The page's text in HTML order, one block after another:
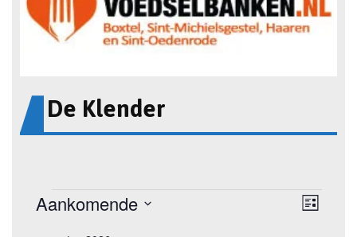
De Klender